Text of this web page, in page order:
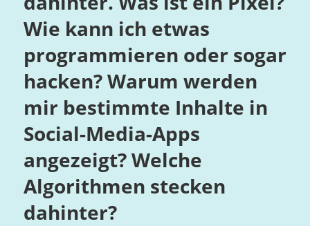
Wie kann ich etwas
programmieren oder sogar
hacken? Warum werden
mir bestimmte Inhalte in
Social-Media-Apps
angezeigt? Welche
Algorithmen stecken
dahinter?